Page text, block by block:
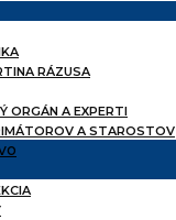
RÁZUSA
ORGÁN A EXPERTI
A STAROSTOV